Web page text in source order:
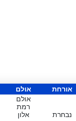
אורחת
אולם
נבחרת
אולם
רמת
אלון